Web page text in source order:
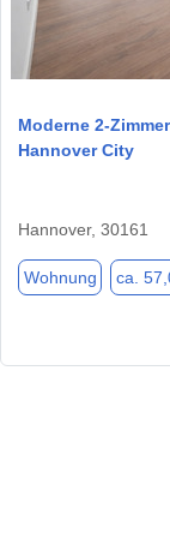
Moderne 2-
Hannover City
Hannover, 30161
Wohnung ca.